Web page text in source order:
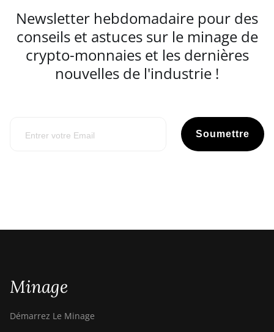
Newsletter hebdomadaire pour des
conseils et astuces sur le minage de
crypto-monnaies et les dernières
nouvelles de l'industrie !
Soumettre
Minage
Démarrez Le Minage